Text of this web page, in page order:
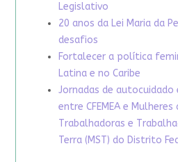
Legislativo
20 anos da Lei Maria da
desafios
Fortalecer a política
Latina e no Caribe
Jornadas de
entre CFEMEA e
Trabalhadoras e
Terra (MST) do Distrito